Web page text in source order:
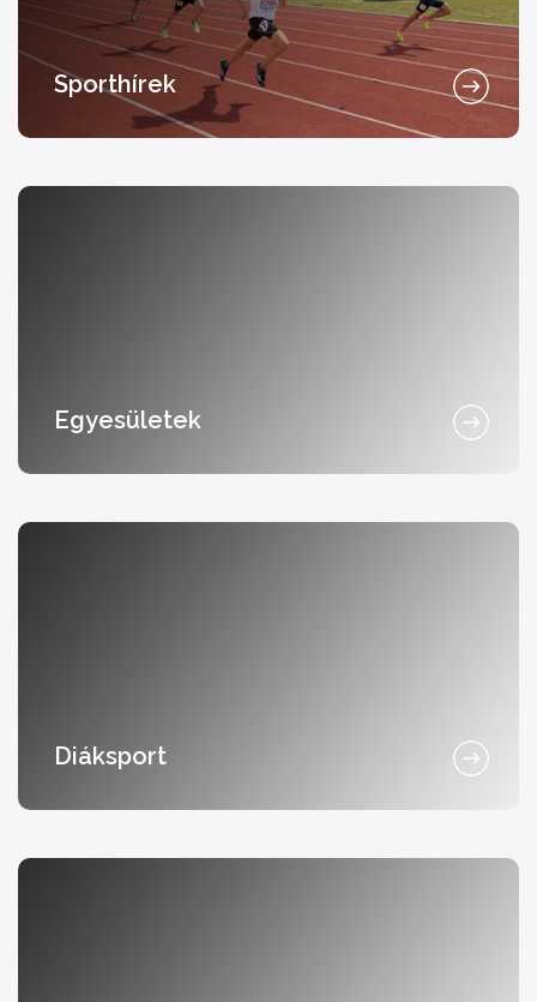
Sporthírek
Egyesületek
Diáksport